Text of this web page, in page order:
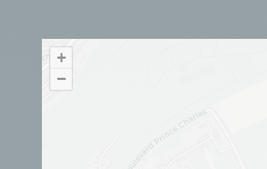
+
−